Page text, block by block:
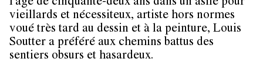
l'âge de cinquante-deux ans dans un asile pour
vieillards et nécessiteux, artiste hors normes
voué très tard au dessin et à la peinture, Louis
Soutter a préféré aux chemins battus des
sentiers obsurs et hasardeux.